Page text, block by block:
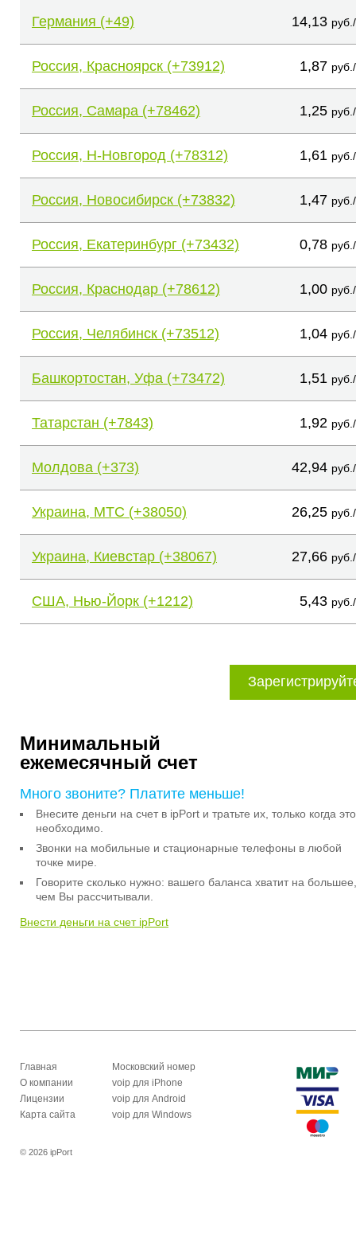
Германия (+49) 14,13
Россия, Красноярск (+73912) 1,87
Россия, Самара (+78462) 1,25
Россия, Н-Новгород (+78312) 1,61
Россия, Новосибирск (+73832) 1,47
Россия, Екатеринбург (+73432) 0,78
Россия, Краснодар (+78612) 1,00
Россия, Челябинск (+73512) 1,04
Башкортостан, Уфа (+73472) 1,51
Татарстан (+7843) 1,92
Молдова (+373) 42,94
Украина, МТС (+38050) 26,25
Украина, Киевстар (+38067) 27,66
США, Нью-Йорк (+1212) 5,43
Минимальный
ежемесячный счет
Много звоните? Платите меньше!
Внесите деньги на счет в ipPort и тратьте их, только когда это
необходимо.
Звонки на мобильные и стационарные телефоны в любой
точке мире.
Говорите сколько нужно: вашего баланса хватит на большее,
чем Вы рассчитывали.
Внести деньги на счет ipPort
Главная
О компании
Лицензии
Карта сайта
Московский номер
voip для iPhone
voip для Android
voip для Windows
© 2026 ipPort